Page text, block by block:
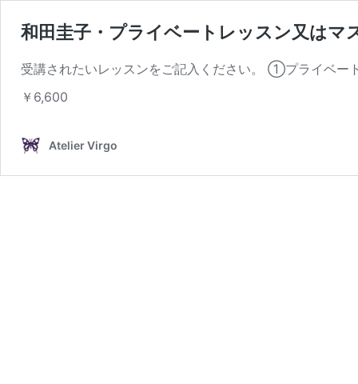
和田圭子・プライベートレッスン又は
受講されたいレッスンをご記入ください。 ①プライ
￥6,600
Atelier Virgo